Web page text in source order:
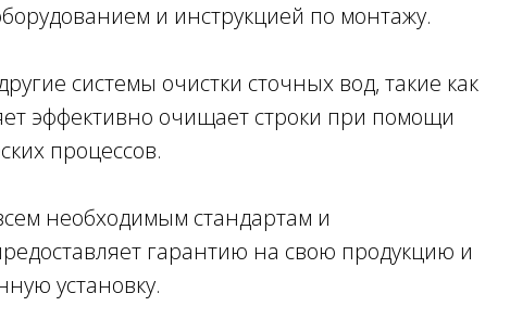
и инструкцией по монтажу.
системы очистки сточных вод, такие как
эффективно очищает строки при помощи
процессов.
необходимым стандартам и
гарантию на свою продукцию и
установку.